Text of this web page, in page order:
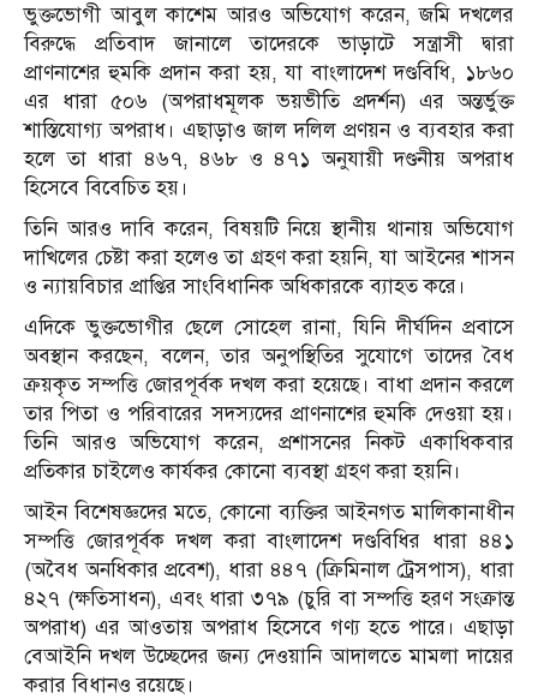
ভুক্তভোগী আবুল কাশেম আরও অভিযোগ করেন, জমি দখলের
বিরুদ্ধে প্রতিবাদ জানালে তাদেরকে ভাড়াটে সন্ত্রাসী দ্বারা
প্রাণনাশের হুমকি প্রদান করা হয়, যা বাংলাদেশ দণ্ডবিধি, ১৮৬০
এর ধারা ৫০৬ (অপরাধমূলক ভয়ভীতি প্রদর্শন) এর অন্তর্ভুক্ত
শাস্তিযোগ্য অপরাধ। এছাড়াও জাল দলিল প্রণয়ন ও ব্যবহার করা
হলে তা ধারা ৪৬৭, ৪৬৮ ও ৪৭১ অনুযায়ী দণ্ডনীয় অপরাধ
হিসেবে বিবেচিত হয়।
তিনি আরও দাবি করেন, বিষয়টি নিয়ে স্থানীয় থানায় অভিযোগ
দাখিলের চেষ্টা করা হলেও তা গ্রহণ করা হয়নি, যা আইনের শাসন
ও ন্যায়বিচার প্রাপ্তির সাংবিধানিক অধিকারকে ব্যাহত করে।
এদিকে ভুক্তভোগীর ছেলে সোহেল রানা, যিনি দীর্ঘদিন প্রবাসে
অবস্থান করছেন, বলেন, তার অনুপস্থিতির সুযোগে তাদের বৈধ
ক্রয়কৃত সম্পত্তি জোরপূর্বক দখল করা হয়েছে। বাধা প্রদান করলে
তার পিতা ও পরিবারের সদস্যদের প্রাণনাশের হুমকি দেওয়া হয়।
তিনি আরও অভিযোগ করেন, প্রশাসনের নিকট একাধিকবার
প্রতিকার চাইলেও কার্যকর কোনো ব্যবস্থা গ্রহণ করা হয়নি।
আইন বিশেষজ্ঞদের মতে, কোনো ব্যক্তির আইনগত মালিকানাধীন
সম্পত্তি জোরপূর্বক দখল করা বাংলাদেশ দণ্ডবিধির ধারা ৪৪১
(অবৈধ অনধিকার প্রবেশ), ধারা ৪৪৭ (ক্রিমিনাল ট্রেসপাস), ধারা
৪২৭ (ক্ষতিসাধন), এবং ধারা ৩৭৯ (চুরি বা সম্পত্তি হরণ সংক্রান্ত
অপরাধ) এর আওতায় অপরাধ হিসেবে গণ্য হতে পারে। এছাড়া
বেআইনি দখল উচ্ছেদের জন্য দেওয়ানি আদালতে মামলা দায়ের
করার বিধানও রয়েছে।